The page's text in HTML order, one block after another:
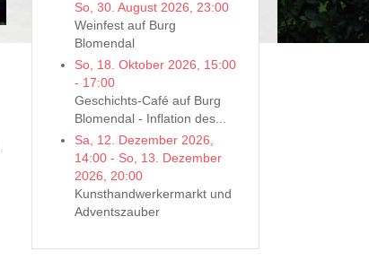
So, 30. August 2026, 23:00
Weinfest auf Burg
Blomendal
So, 18. Oktober 2026, 15:00
- 17:00
Geschichts-Café auf Burg
Blomendal - Inflation des...
Sa, 12. Dezember 2026,
14:00- So, 13. Dezember
2026, 20:00
Kunsthandwerkermarkt und
Adventszauber